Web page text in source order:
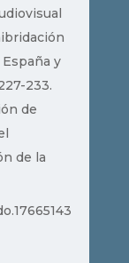
y
233.
de
de la